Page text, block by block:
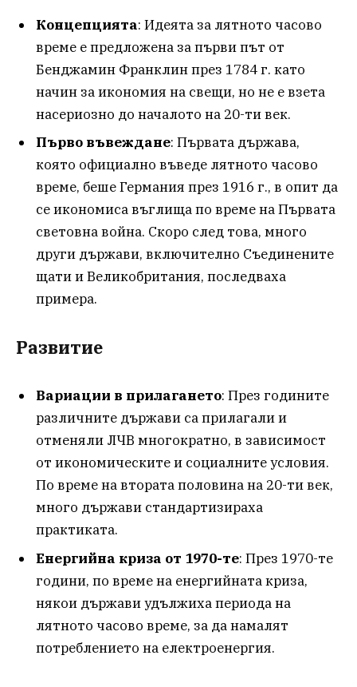
Концепцията: Идеята за лятното часово
време е предложена за първи път от
Бенджамин Франклин през 1784 г. като
начин за икономия на свещи, но не е взета
насериозно до началото на 20-ти век.
Първо въвеждане: Първата държава,
която официално въведе лятното часово
време, беше Германия през 1916 г., в опит да
се икономиса въглища по време на Първата
световна война. Скоро след това, много
други държави, включително Съединените
щати и Великобритания, последваха
примера.
Развитие
Вариации в прилагането: През годините
различните държави са прилагали и
отменяли ЛЧВ многократно, в зависимост
от икономическите и социалните условия.
По време на втората половина на 20-ти век,
много държави стандартизираха
практиката.
Енергийна криза от 1970-те: През 1970-те
години, по време на енергийната криза,
някои държави удължиха периода на
лятното часово време, за да намалят
потреблението на електроенергия.